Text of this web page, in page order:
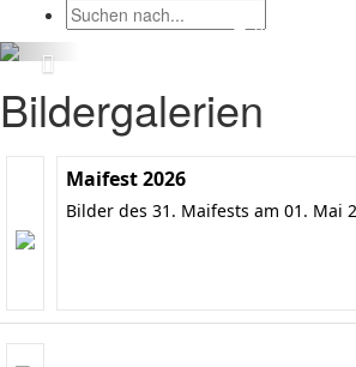
Bildergalerien
Maifest 2026
Bilder des 31. Maifests am 01. Mai